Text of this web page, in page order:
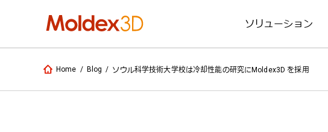
ソリューション
Home / Blog / ソウル科学技術大学校は冷却性能の研究にMoldex3D を採用